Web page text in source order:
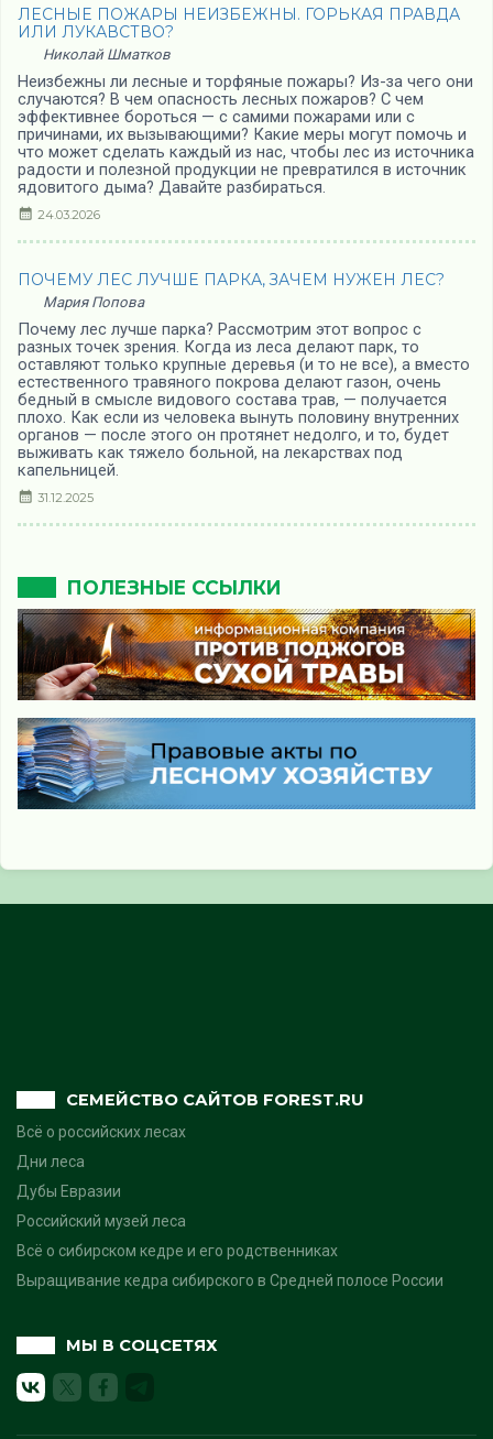
ЛЕСНЫЕ ПОЖАРЫ НЕИЗБЕЖНЫ. ГОРЬКАЯ ПРАВДА
ИЛИ ЛУКАВСТВО?
Николай Шматков
Неизбежны ли лесные и торфяные пожары? Из-за чего они
случаются? В чем опасность лесных пожаров? С чем
эффективнее бороться — с самими пожарами или с
причинами, их вызывающими? Какие меры могут помочь и
что может сделать каждый из нас, чтобы лес из источника
радости и полезной продукции не превратился в источник
ядовитого дыма? Давайте разбираться.
24.03.2026
ПОЧЕМУ ЛЕС ЛУЧШЕ ПАРКА, ЗАЧЕМ НУЖЕН ЛЕС?
Мария Попова
Почему лес лучше парка? Рассмотрим этот вопрос с
разных точек зрения. Когда из леса делают парк, то
оставляют только крупные деревья (и то не все), а вместо
естественного травяного покрова делают газон, очень
бедный в смысле видового состава трав, — получается
плохо. Как если из человека вынуть половину внутренних
органов — после этого он протянет недолго, и то, будет
выживать как тяжело больной, на лекарствах под
капельницей.
31.12.2025
ПОЛЕЗНЫЕ ССЫЛКИ
СЕМЕЙСТВО САЙТОВ FOREST.RU
Всё о российских лесах
Дни леса
Дубы Евразии
Российский музей леса
Всё о сибирском кедре и его родственниках
Выращивание кедра сибирского в Средней полосе России
МЫ В СОЦСЕТЯХ